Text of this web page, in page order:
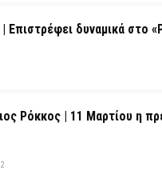
Επιστρέφει δυναμικά στο
Ρόκκος | 11 Μαρτίου η